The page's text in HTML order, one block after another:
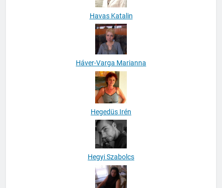
Havas Katalin
Háver-Varga Marianna
Hegedüs Irén
Hegyi Szabolcs